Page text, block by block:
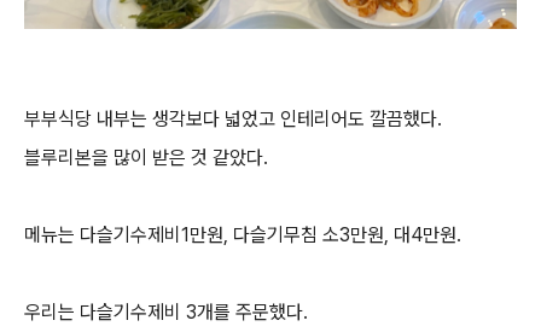
부부식당 내부는 생각보다 넓었고 인테리어도 깔끔했다.
블루리본을 많이 받은 것 같았다.
메뉴는 다슬기수제비1만원, 다슬기무침 소3만원, 대4만원.
우리는 다슬기수제비 3개를 주문했다.